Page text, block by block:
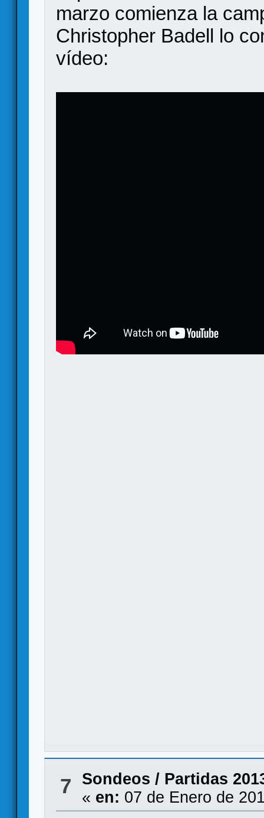
marzo comienza la
Christopher Badell lo
vídeo:
7 Sondeos / Partidas
« en: 07 de Enero de